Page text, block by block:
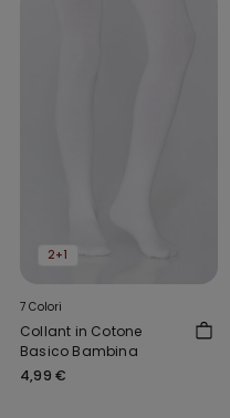
2+1
7 Colori
Collant in Cotone
Basico Bambina
4,99 €